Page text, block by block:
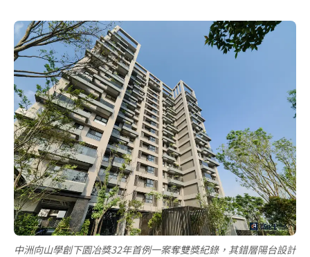
中洲向山學創下園冶獎32年首例一案奪雙獎紀錄，其錯層陽台設計